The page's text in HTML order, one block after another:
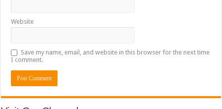
Website
Save my name, email, and website in this browser for the next time
I comment.